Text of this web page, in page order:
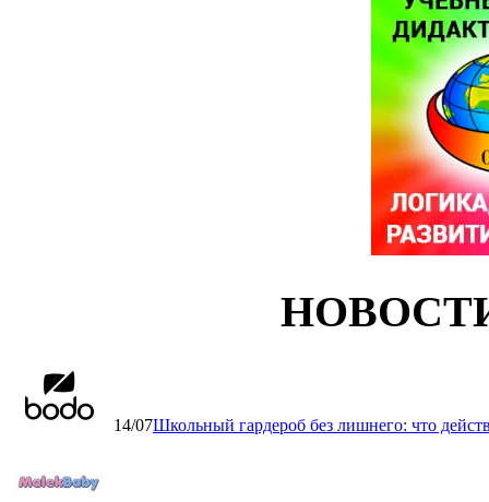
14/07Школьный гардероб без лишнего: что